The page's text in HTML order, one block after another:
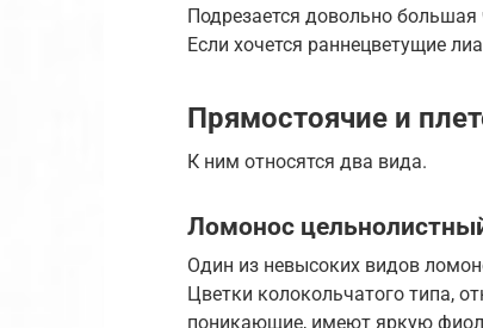
Подрезается довольно большая
Если хочется раннецветущие
Прямостоячие и
К ним относятся два вида.
Ломонос
Один из невысоких видов
Цветки колокольчатого типа,
поникающие, имеют яркую